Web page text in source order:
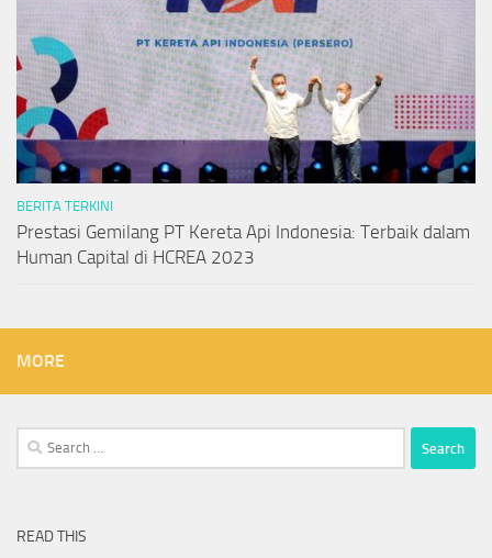
BERITA TERKINI
Prestasi Gemilang PT Kereta Api Indonesia: Terbaik dalam
Human Capital di HCREA 2023
MORE
Search
for:
READ THIS